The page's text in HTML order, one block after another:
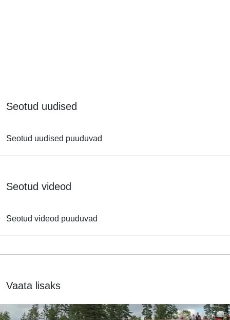
Seotud uudised
Seotud uudised puuduvad
Seotud videod
Seotud videod puuduvad
Vaata lisaks